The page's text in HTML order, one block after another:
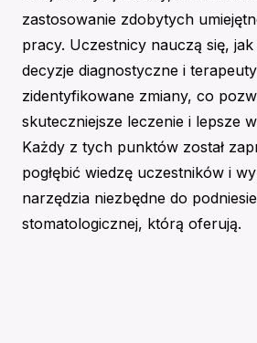
zastosowanie zdobytych
pracy. Uczestnicy nauczą się,
decyzje diagnostyczne i
zidentyfikowane zmiany, co
skuteczniejsze leczenie i lepsze
Każdy z tych punktów został
pogłębić wiedzę uczestników i
narzędzia niezbędne do
stomatologicznej, którą oferują.